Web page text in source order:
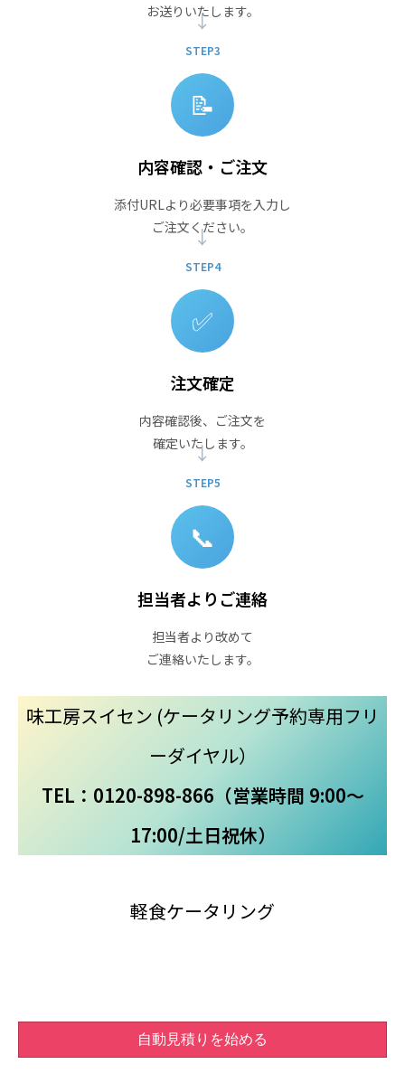
お送りいたします。
STEP3
📝
内容確認・ご注文
添付URLより必要事項を入力し
ご注文ください。
STEP4
✅
注文確定
内容確認後、ご注文を
確定いたします。
STEP5
📞
担当者よりご連絡
担当者より改めて
ご連絡いたします。
味工房スイセン (ケータリング予約専用フリ
ーダイヤル）
TEL：0120-898-866（営業時間 9:00～
17:00/土日祝休）
軽食ケータリング
自動見積りを始める